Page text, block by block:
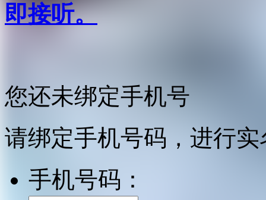
即接听。
您还未绑定手机号
请绑定手机号码，进行
手机号码：